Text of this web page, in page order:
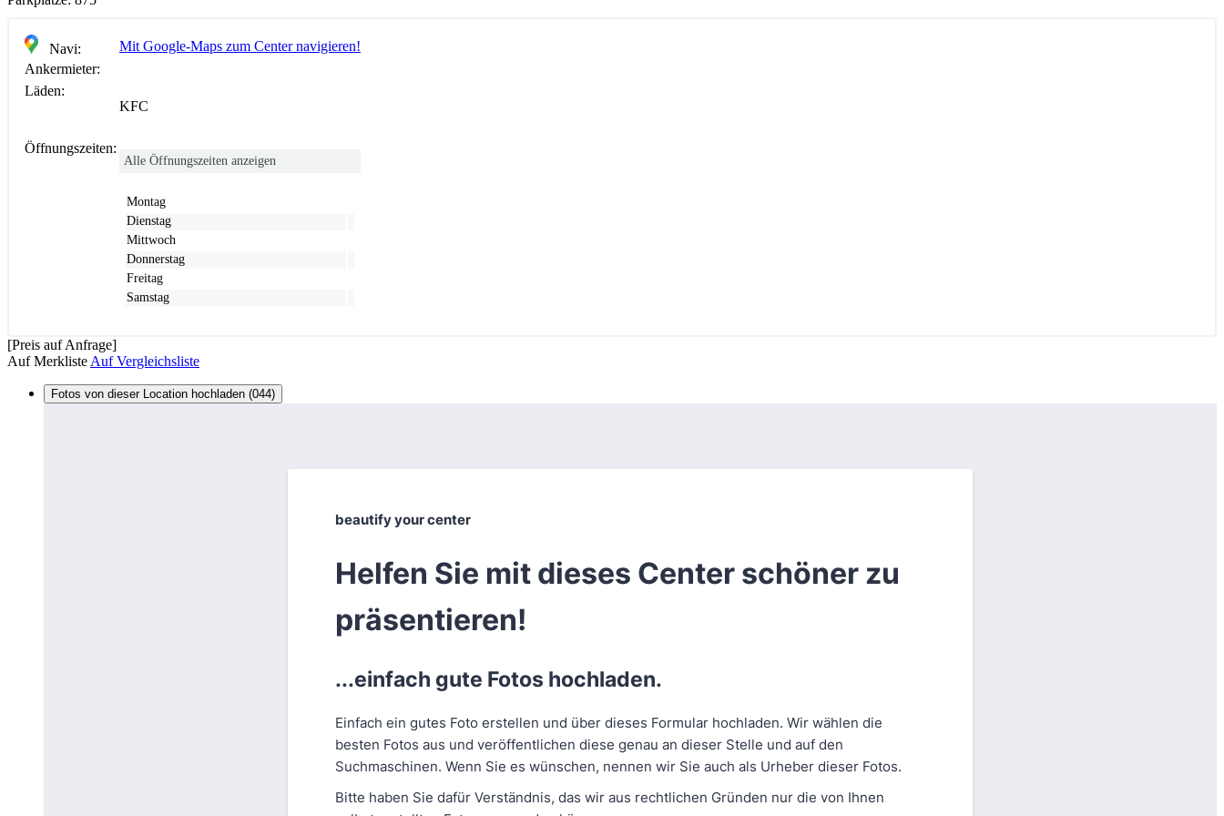
Navi:
Mit Google-Maps zum Center navigieren!
Ankermieter:
Läden:
KFC
Öffnungszeiten:
Alle Öffnungszeiten anzeigen
Montag
Dienstag
Mittwoch
Donnerstag
Freitag
Samstag
[Preis auf Anfrage]
Auf Merkliste Auf Vergleichsliste
Fotos von dieser Location hochladen (044)